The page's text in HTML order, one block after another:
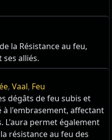
la Résistance au feu,
alliés.
, Vaal, Feu
dégâts de feu subis et
l'embrasement, affectant
L'aura permet également
résistance au feu des